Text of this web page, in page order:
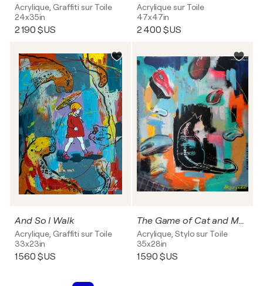
Acrylique, Graffiti sur Toile
24x35in
2 190 $US
Acrylique sur Toile
47x47in
2 400 $US
And So I Walk
Acrylique, Graffiti sur Toile
33x23in
1 560 $US
The Game of Cat and Mouse
Acrylique, Stylo sur Toile
35x28in
1 590 $US